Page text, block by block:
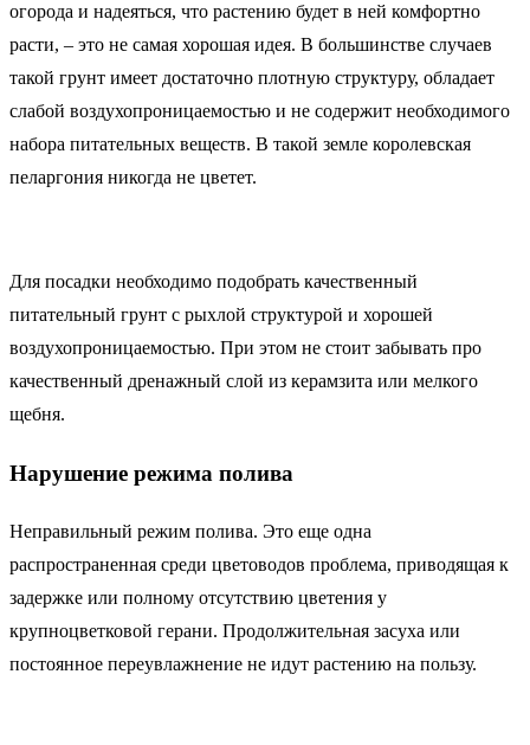
огорода и надеяться, что растению будет в ней комфортно
расти, ­­– это не самая хорошая идея. В большинстве случаев
такой грунт имеет достаточно плотную структуру, обладает
слабой воздухопроницаемостью и не содержит необходимого
набора питательных веществ. В такой земле королевская
пеларгония никогда не цветет.
Для посадки необходимо подобрать качественный
питательный грунт с рыхлой структурой и хорошей
воздухопроницаемостью. При этом не стоит забывать про
качественный дренажный слой из керамзита или мелкого
щебня.
Нарушение режима полива
Неправильный режим полива. Это еще одна
распространенная среди цветоводов проблема, приводящая к
задержке или полному отсутствию цветения у
крупноцветковой герани. Продолжительная засуха или
постоянное переувлажнение не идут растению на пользу.